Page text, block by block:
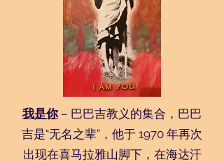
我是你– 巴巴吉教义的集合，巴巴
吉是“无名之辈”，他于 1970 年再次
出现在喜马拉雅山脚下，在海达汗